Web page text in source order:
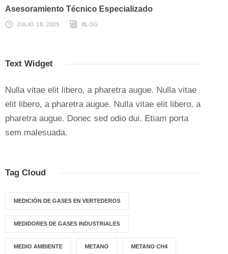
Asesoramiento Técnico Especializado
JULIO 18, 2025 BLOG
Text Widget
Nulla vitae elit libero, a pharetra augue. Nulla vitae
elit libero, a pharetra augue. Nulla vitae elit libero, a
pharetra augue. Donec sed odio dui. Etiam porta
sem malesuada.
Tag Cloud
MEDICIÓN DE GASES EN VERTEDEROS
MEDIDORES DE GASES INDUSTRIALES
MEDIO AMBIENTE METANO METANO CH4